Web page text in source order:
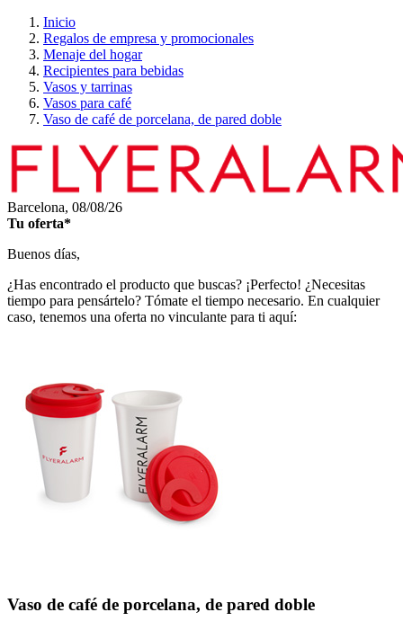
Inicio
Regalos de empresa y promocionales
Menaje del hogar
Recipientes para bebidas
Vasos y tarrinas
Vasos para café
Vaso de café de porcelana, de pared doble
Barcelona, 08/08/26
Tu oferta*
Buenos días,
¿Has encontrado el producto que buscas? ¡Perfecto! ¿Necesitas
tiempo para pensártelo? Tómate el tiempo necesario. En cualquier
caso, tenemos una oferta no vinculante para ti aquí:
Vaso de café de porcelana, de pared doble